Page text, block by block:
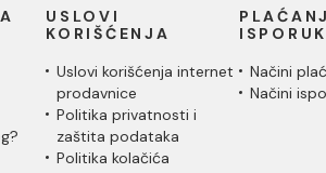
USLOVI
KORIŠĆENJA
Uslovi korišćenja internet
prodavnice
Politika privatnosti i
zaštita podataka
Politika kolačića
Načini
Načini